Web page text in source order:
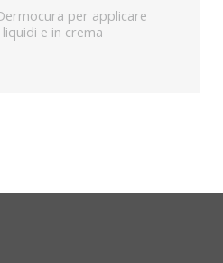
per applicare
e in crema